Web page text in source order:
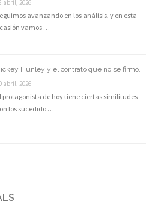
abril, 2026
avanzando en los análisis, y en esta
vamos …
Hunley y el contrato que no se firmó.
abril, 2026
protagonista de hoy tiene ciertas similitudes
los sucedido …